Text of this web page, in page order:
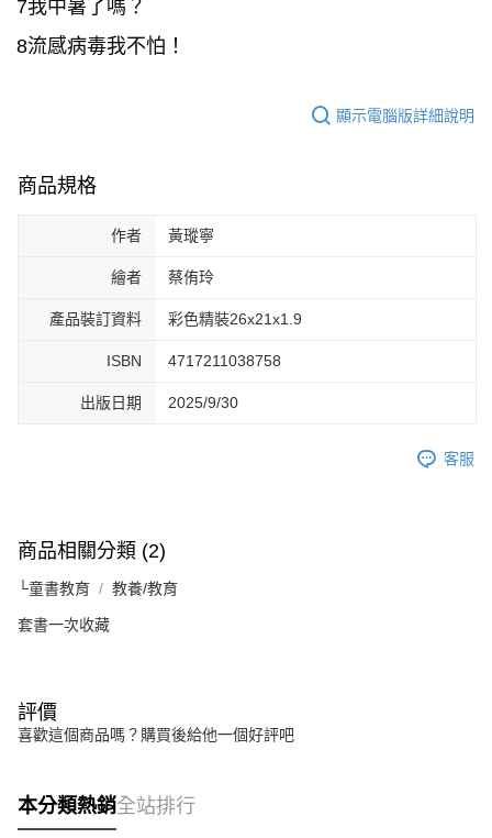
7我中暑了嗎？
8流感病毒我不怕！
顯示電腦版詳細說明
商品規格
作者 黃瑽寧
繪者 蔡侑玲
產品裝訂資料 彩色精裝26x21x1.9
ISBN 4717211038758
出版日期 2025/9/30
客服
商品相關分類 (2)
└童書教育 教養/教育
套書一次收藏
評價
喜歡這個商品嗎？購買後給他一個好評吧
本分類熱銷全站排行